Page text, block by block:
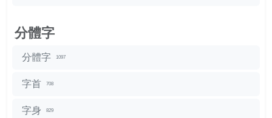
分體字
分體字 1097
字首 708
字身 829